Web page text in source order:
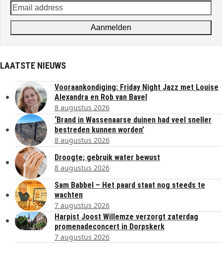
Email
address
Aanmelden
LAATSTE NIEUWS
Vooraankondiging: Friday Night Jazz met Louise
Alexandra en Rob van Bavel
8 augustus 2026
‘Brand in Wassenaarse duinen had veel sneller
bestreden kunnen worden’
8 augustus 2026
Droogte; gebruik water bewust
8 augustus 2026
Sam Babbel – Het paard staat nog steeds te
wachten
7 augustus 2026
Harpist Joost Willemze verzorgt zaterdag
promenadeconcert in Dorpskerk
7 augustus 2026